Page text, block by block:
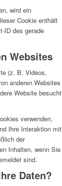
wird ein
Cookie enthält
ID des gerade
Websites
(z. B. Videos,
anderen Websites
Website besucht
verwenden,
Ihre Interaktion mit
der
Inhalten, wenn Sie
sind.
Daten?